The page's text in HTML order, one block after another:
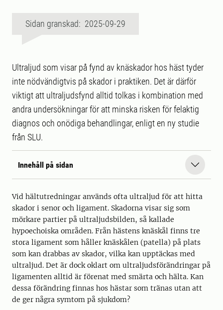
Sidan granskad: 2025-09-29
Ultraljud som visar på fynd av knäskador hos häst tyder
inte nödvändigtvis på skador i praktiken. Det är därför
viktigt att ultraljudsfynd alltid tolkas i kombination med
andra undersökningar för att minska risken för felaktig
diagnos och onödiga behandlingar, enligt en ny studie
från SLU.
Innehåll på sidan
Vid hältutredningar används ofta ultraljud för att hitta
skador i senor och ligament. Skadorna visar sig som
mörkare partier på ultraljudsbilden, så kallade
hypoechoiska områden. Från hästens knäskål finns tre
stora ligament som håller knäskålen (patella) på plats
som kan drabbas av skador, vilka kan upptäckas med
ultraljud. Det är dock oklart om ultraljudsförändringar på
ligamenten alltid är förenat med smärta och hälta. Kan
dessa förändring finnas hos hästar som tränas utan att
de ger några symtom på sjukdom?